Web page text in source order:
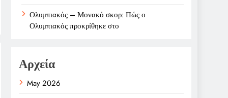
Ολυμπιακός – Μονακό σκορ: Πώς ο
Ολυμπιακός προκρίθηκε στο
Αρχεία
May 2026